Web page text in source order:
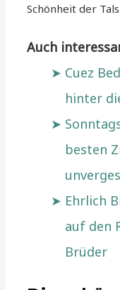
Schönheit der
Auch
Cuez
hinter
besten
Ehrlich
auf den
Brüder